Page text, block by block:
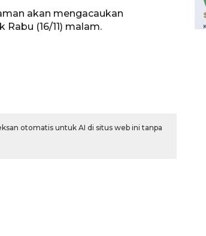
akan mengacaukan
(16/11) malam.
otomatis untuk AI di situs web ini tanpa